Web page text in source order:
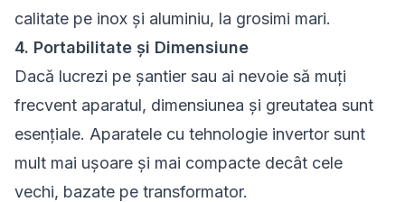
calitate pe inox și aluminiu, la grosimi mari.
4. Portabilitate și Dimensiune
Dacă lucrezi pe șantier sau ai nevoie să muți
frecvent aparatul, dimensiunea și greutatea sunt
esențiale. Aparatele cu tehnologie invertor sunt
mult mai ușoare și mai compacte decât cele
vechi, bazate pe transformator.